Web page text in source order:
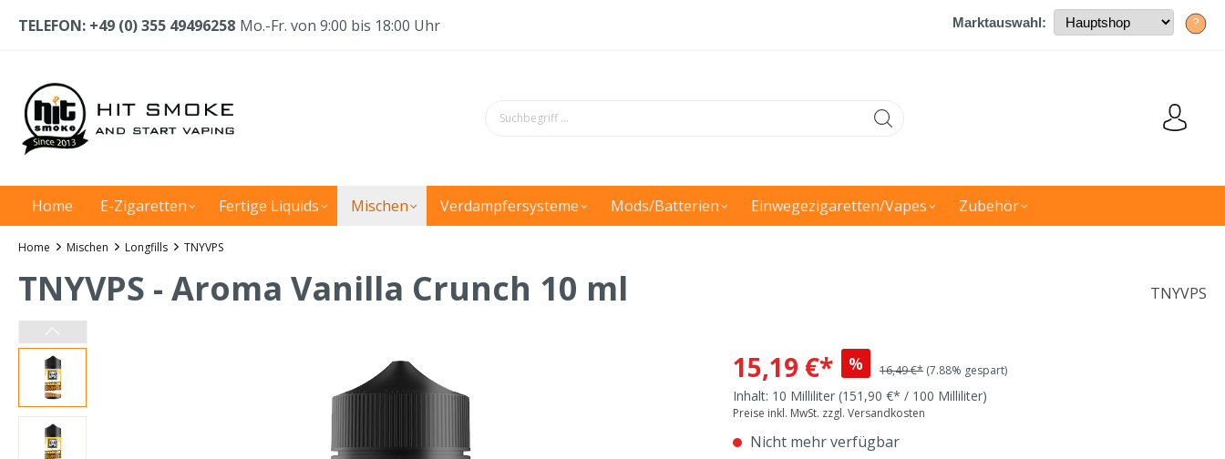
TELEFON: +49 (0) 355 49496258 Mo.-Fr. von 9:00 bis 18:00 Uhr Marktauswahl: ?
Home E-Zigaretten Fertige Liquids Mischen Verdampfersysteme Mods/Batterien Einwegezigaretten/Vapes Zubehör
Home Mischen Longfills TNYVPS
TNYVPS - Aroma Vanilla Crunch 10 ml TNYVPS
15,19 €* % 16,49 €* (7.88% gespart)
Inhalt: 10 Milliliter (151,90 €* / 100 Milliliter)
Preise inkl. MwSt. zzgl. Versandkosten
Nicht mehr verfügbar